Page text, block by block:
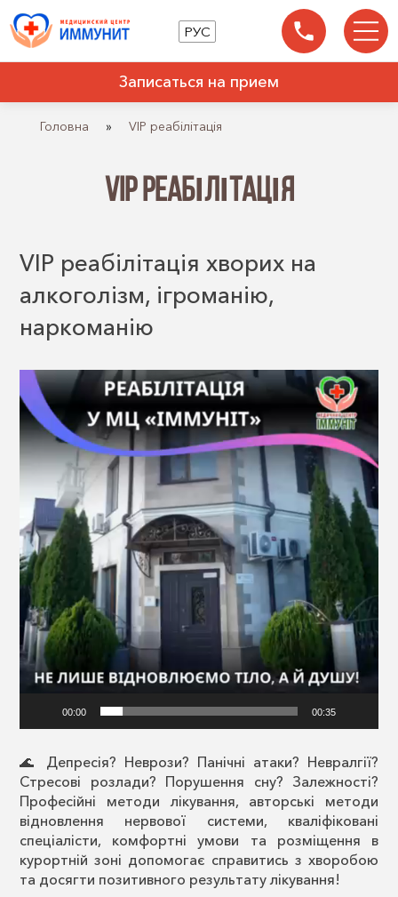
РУС
Записаться на прием
Головна » VIP реабілітація
VIP РЕАБІЛІТАЦІЯ
VIP реабілітація хворих на
алкоголізм, ігроманію,
наркоманію
Відеопрогравач
00:00 00:35
🌊 Депресія? Неврози? Панічні атаки? Невралгії?
Стресові розлади? Порушення сну? Залежності?
Професійні методи лікування, авторські методи
відновлення нервової системи, кваліфіковані
спеціалісти, комфортні умови та розміщення в
курортній зоні допомогає справитись з хворобою
та досягти позитивного результату лікування!